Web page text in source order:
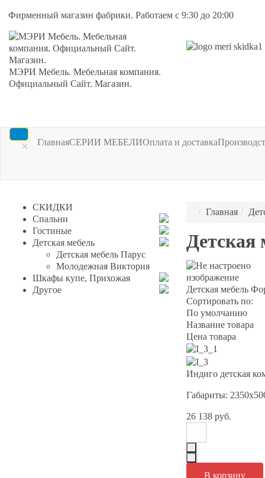
Фирменный магазин фабрики. Работаем с 9:30 до 20:00
МЭРИ Мебель. Мебельная компания.
Официальный Сайт. Магазин.
× ГлавнаяСЕРИИ МЕБЕЛИОплата и доставка
Главная
Детская
Детская мебель
Сортировать по:
По умолчанию
Название товара
Цена товара
Индиго детская
Габариты:
26 138 руб.
СКИДКИ
Спальни
Гостиные
Детская мебель
Детская мебель Парус
Молодежная Виктория
Шкафы купе, Прихожая
Другое